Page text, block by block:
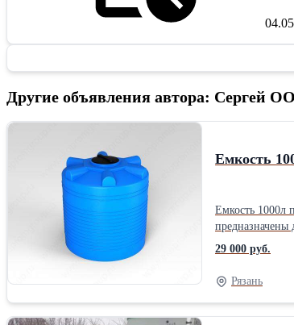
Другие объявления автора:
Емкость
Емкость 1000л под плотность до 1.5
Вертикальные
«дыхательным
2000, ЭВЛ — 3000,
Горловина Д
29 000 руб.
Рязань